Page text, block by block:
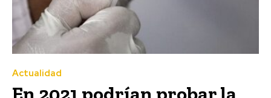
Actualidad